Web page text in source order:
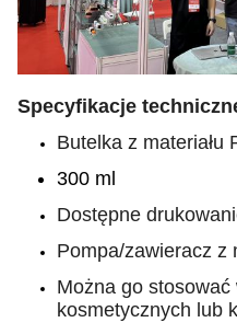
Specyfikacje
Butelka z materiału
300 ml
Dostępne
Pompa/zawieracz z
Można go
kosmetycznych lub